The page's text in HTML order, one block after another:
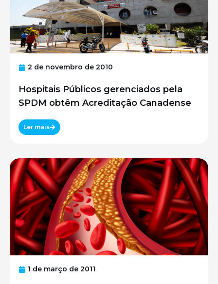
2 de novembro de 2010
Hospitais Públicos gerenciados pela
SPDM obtêm Acreditação Canadense
Ler mais
1 de março de 2011